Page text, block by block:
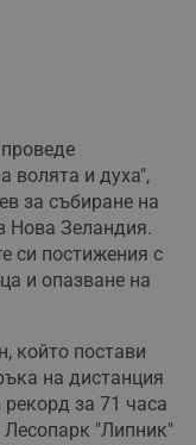
волята и духа",
за събиране на
Нова Зеландия.
си постижения с
и опазване на
който постави
на дистанция
за 71 часа
Лесопарк "Липник"